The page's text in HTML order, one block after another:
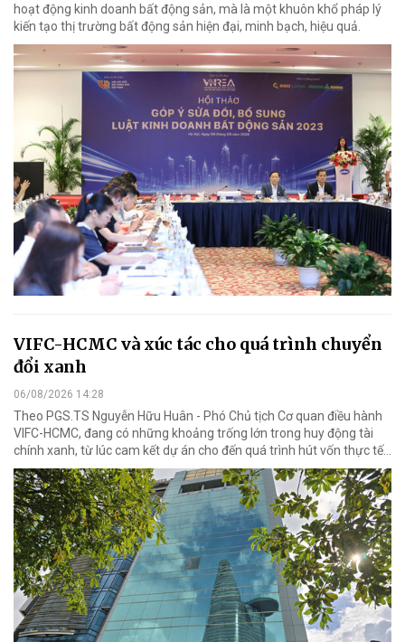
hoạt động kinh doanh bất động sản, mà là một khuôn khổ pháp lý
kiến tạo thị trường bất động sản hiện đại, minh bạch, hiệu quả.
VIFC-HCMC và xúc tác cho quá trình chuyển
đổi xanh
06/08/2026 14:28
Theo PGS.TS Nguyễn Hữu Huân - Phó Chủ tịch Cơ quan điều hành
VIFC-HCMC, đang có những khoảng trống lớn trong huy động tài
chính xanh, từ lúc cam kết dự án cho đến quá trình hút vốn thực tế...